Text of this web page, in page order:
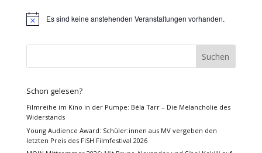
HinweisEs sind keine anstehenden Veranstaltungen vorhanden.
Schon gelesen?
Filmreihe im Kino in der Pumpe: Béla Tarr – Die Melancholie des
Widerstands
Young Audience Award: Schüler:innen aus MV vergeben den
letzten Preis des FiSH Filmfestival 2026